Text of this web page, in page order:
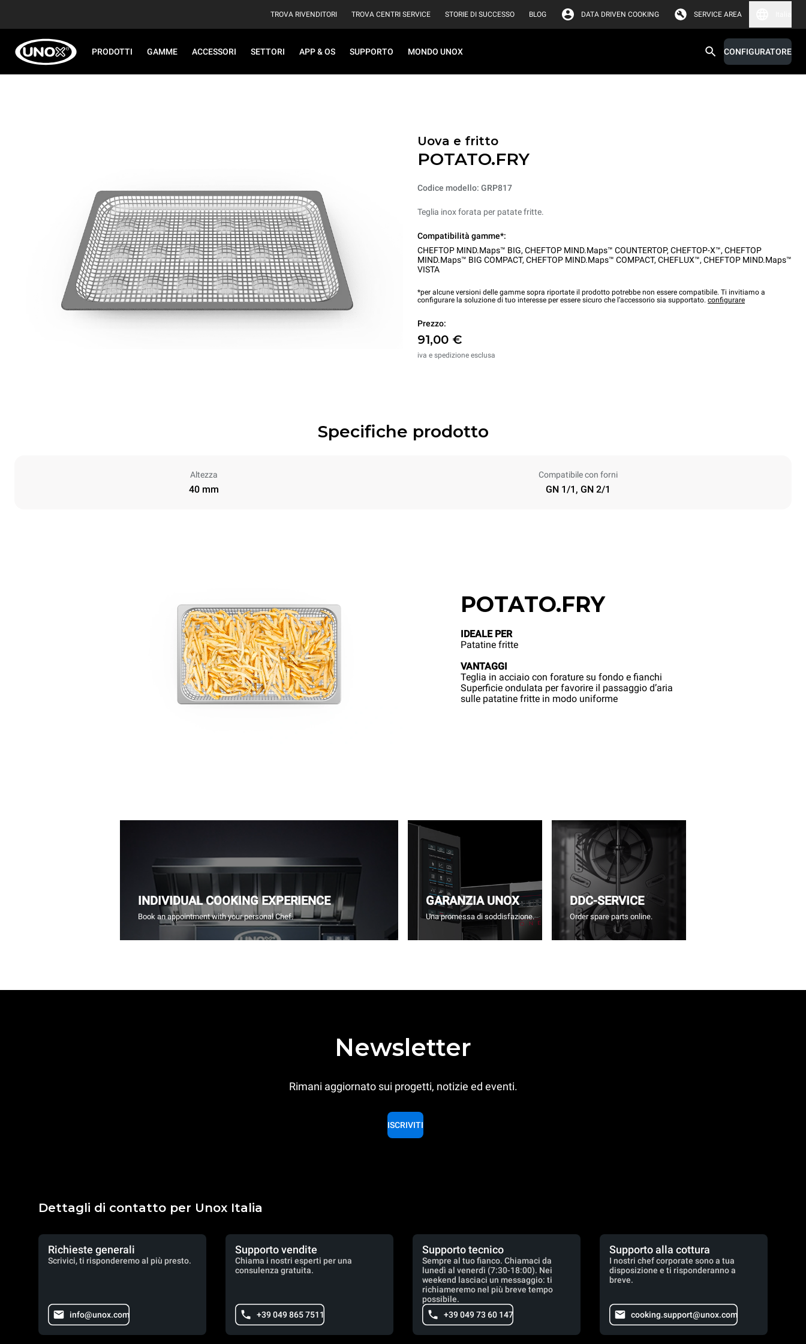
TROVA RIVENDITORI TROVA CENTRI SERVICE STORIE DI SUCCESSO BLOG DATA DRIVEN COOKING SERVICE AREA
PRODOTTI GAMME ACCESSORI SETTORI APP & OS SUPPORTO MONDO UNOX CONFIGURATORE
Uova e fritto
POTATO.FRY
Codice modello: GRP817
Teglia inox forata per patate fritte.
Compatibilità gamme*:
CHEFTOP MIND.Maps™ BIG, CHEFTOP MIND.Maps™ COUNTERTOP, CHEFTOP-X™, CHEFTOP
MIND.Maps™ BIG COMPACT, CHEFTOP MIND.Maps™ COMPACT, CHEFLUX™, CHEFTOP MIND.Maps™
VISTA
*per alcune versioni delle gamme sopra riportate il prodotto potrebbe non essere compatibile. Ti invitiamo a
configurare la soluzione di tuo interesse per essere sicuro che l’accessorio sia supportato. configurare
Prezzo:
91,00 €
iva e spedizione esclusa
Specifiche prodotto
Altezza
40 mm
Compatibile con forni
GN 1/1, GN 2/1
POTATO.FRY
IDEALE PER
Patatine fritte
VANTAGGI
Teglia in acciaio con forature su fondo e fianchi
Superficie ondulata per favorire il passaggio d’aria
sulle patatine fritte in modo uniforme
INDIVIDUAL COOKING EXPERIENCE
Book an appointment with your personal Chef.
GARANZIA UNOX
Una promessa di soddisfazione.
DDC-SERVICE
Order spare parts online.
Newsletter
Rimani aggiornato sui progetti, notizie ed eventi.
ISCRIVITI
Dettagli di contatto per Unox Italia
Richieste generali
Scrivici, ti risponderemo al più presto.
info@unox.com
Supporto vendite
Chiama i nostri esperti per una
consulenza gratuita.
+39 049 865 7511
Supporto tecnico
Sempre al tuo fianco. Chiamaci da
lunedì al venerdì (7:30-18:00). Nei
weekend lasciaci un messaggio: ti
richiameremo nel più breve tempo
possibile.
+39 049 73 60 147
Supporto alla cottura
I nostri chef corporate sono a tua
disposizione e ti risponderanno a
breve.
cooking.support@unox.com